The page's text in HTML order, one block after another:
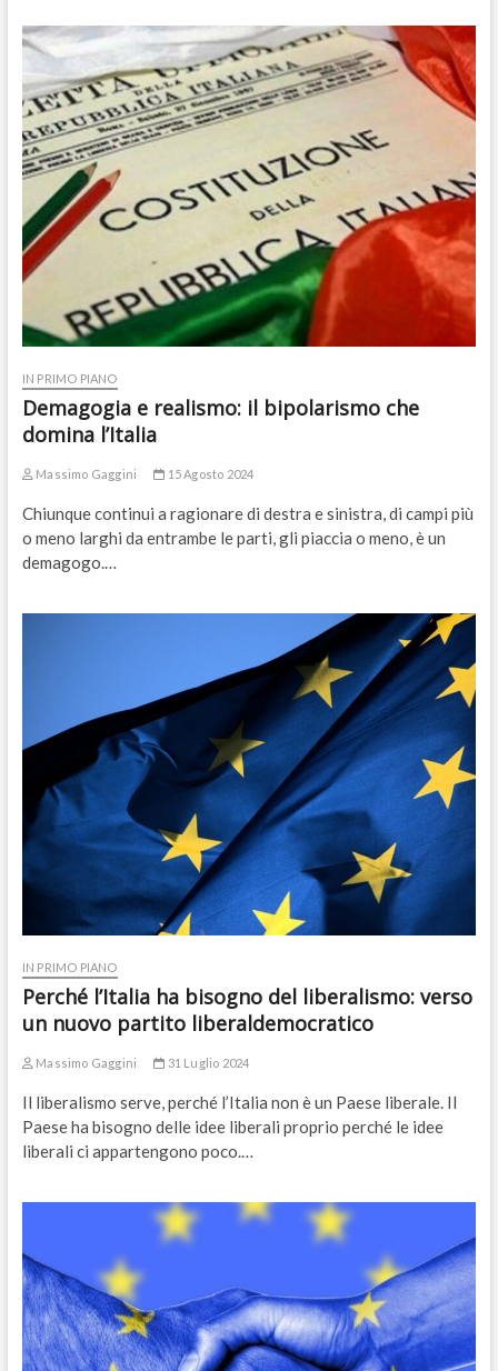
IN PRIMO PIANO
Demagogia e realismo: il bipolarismo che
domina l’Italia
Massimo Gaggini 15 Agosto 2024
Chiunque continui a ragionare di destra e sinistra, di campi più
o meno larghi da entrambe le parti, gli piaccia o meno, è un
demagogo.…
IN PRIMO PIANO
Perché l’Italia ha bisogno del liberalismo: verso
un nuovo partito liberaldemocratico
Massimo Gaggini 31 Luglio 2024
Il liberalismo serve, perché l’Italia non è un Paese liberale. Il
Paese ha bisogno delle idee liberali proprio perché le idee
liberali ci appartengono poco.…